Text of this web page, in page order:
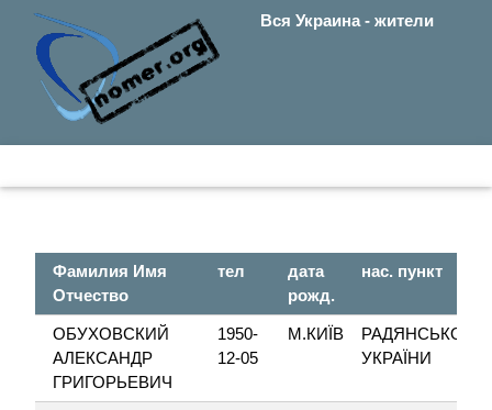
Вся Украина - жители
Фамилия Имя
Отчество
тел
дата
рожд.
нас. пункт
ОБУХОВСКИЙ
АЛЕКСАНДР
ГРИГОРЬЕВИЧ
1950-
12-05
М.КИЇВ
РАДЯНСЬКОЇ
УКРАЇНИ